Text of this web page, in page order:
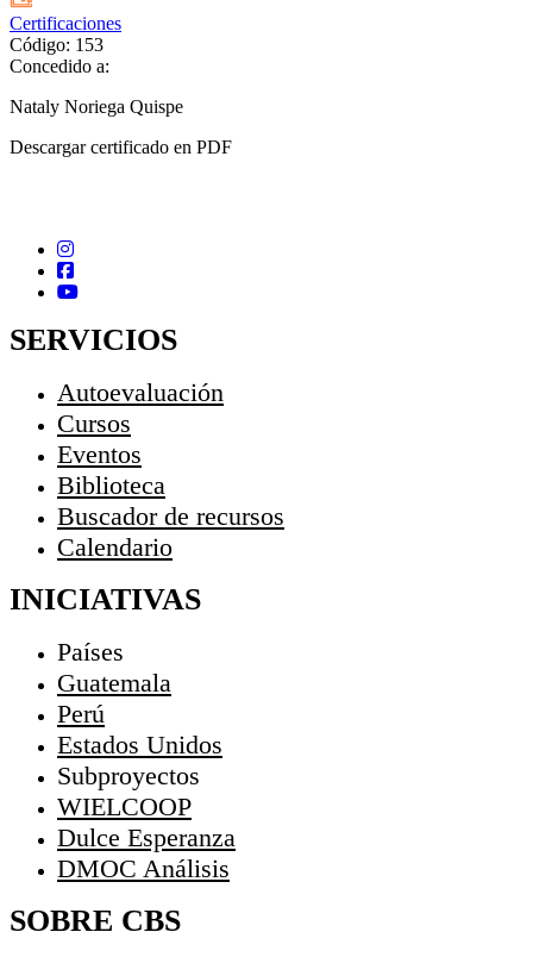
Certificaciones
Código: 153
Concedido a:
Nataly Noriega Quispe
Descargar certificado en PDF
SERVICIOS
Autoevaluación
Cursos
Eventos
Biblioteca
Buscador de recursos
Calendario
INICIATIVAS
Países
Guatemala
Perú
Estados Unidos
Subproyectos
WIELCOOP
Dulce Esperanza
DMOC Análisis
SOBRE CBS